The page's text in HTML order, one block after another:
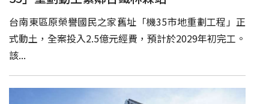
台南東區原榮譽國民之家舊址「機35市地重劃工程」正
式動土，全案投入2.5億元經費，預計於2029年初完工。
該...